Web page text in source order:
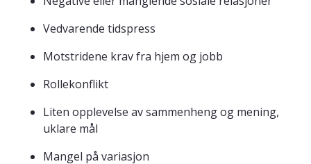
Vedvarende tidspress
Motstridene krav fra hjem og jobb
Rollekonflikt
Liten opplevelse av sammenheng og mening,
uklare mål
Mangel på variasjon